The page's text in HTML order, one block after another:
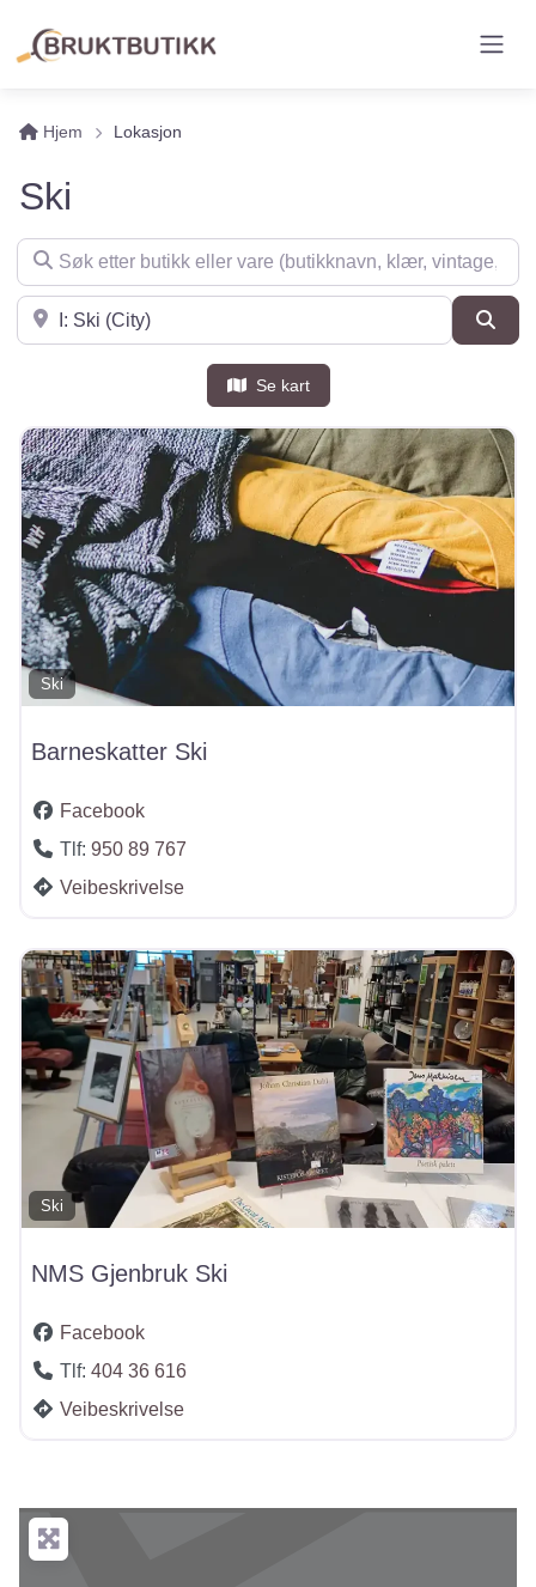
Hjem Lokasjon
Ski
Søk etter butikk eller vare (butikknavn, klær, vintage, møbler
Søk i nærheten
Se kart
Ski
Barneskatter Ski
Facebook
Tlf: 950 89 767
Veibeskrivelse
Ski
NMS Gjenbruk Ski
Facebook
Tlf: 404 36 616
Veibeskrivelse